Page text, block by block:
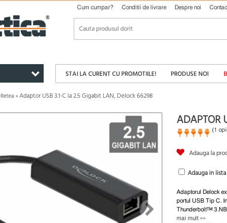
Cum cumpar? Conditii de livrare Despre noi
STAI LA CURENT CU PROMOTIILE! PRODUSE NOI
»Adaptor USB 3.1-C la 2.5 Gigabit LAN, Delock 66298
ADAPTOR
(1
Adauga la
Adauga in
Adaptorul Delock
portul USB Tip C.
Thunderbolt™
mai mult »»